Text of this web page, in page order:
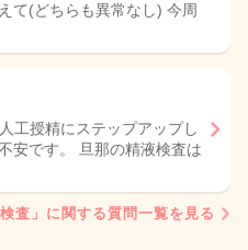
て(どちらも異常なし) 今周
工授精にステップアップし
安です。 旦那の精液検査は
検査」に関する質問一覧を見る